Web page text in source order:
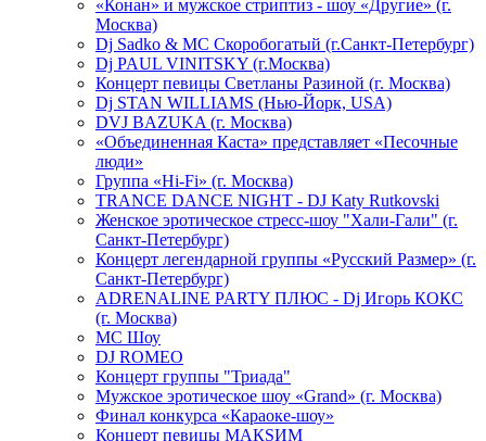
«Конан» и мужское стриптиз - шоу «Другие» (г.
Москва)
Dj Sadko & МС Скоробогатый (г.Санкт-Петербург)
Dj PAUL VINITSKY (г.Москва)
Концерт певицы Светланы Разиной (г. Москва)
Dj STAN WILLIAMS (Нью-Йорк, USA)
DVJ BAZUKA (г. Москва)
«Объединенная Каста» представляет «Песочные
люди»
Группа «Hi-Fi» (г. Москва)
TRANCE DANCE NIGHT - DJ Katy Rutkovski
Женское эротическое стресс-шоу "Хали-Гали" (г.
Санкт-Петербург)
Концерт легендарной группы «Русский Размер» (г.
Санкт-Петербург)
ADRENALINE PARTY ПЛЮС - Dj Игорь КОКС
(г. Москва)
MC Шоу
DJ ROMEO
Концерт группы "Триада"
Мужское эротическое шоу «Grand» (г. Москва)
Финал конкурса «Караоке-шоу»
Концерт певицы МАКSИМ